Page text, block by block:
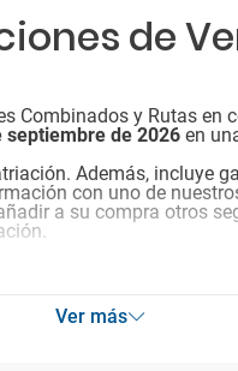
de
Combinados y Rutas en
septiembre de 2026 en
Además,
con uno de
a su compra otros
Ver más